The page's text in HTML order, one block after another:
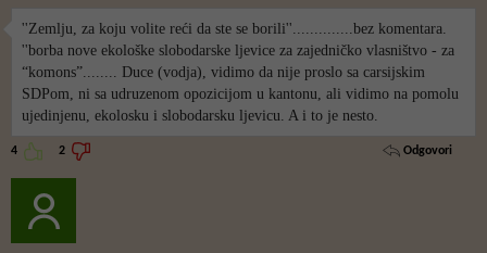
''Zemlju, za koju volite reći da ste se borili''..............bez komentara.
''borba nove ekološke slobodarske ljevice za zajedničko vlasništvo - za
“komons”........ Duce (vodja), vidimo da nije proslo sa carsijskim
SDPom, ni sa udruzenom opozicijom u kantonu, ali vidimo na pomolu
ujedinjenu, ekolosku i slobodarsku ljevicu. A i to je nesto.
4 2 Odgovori